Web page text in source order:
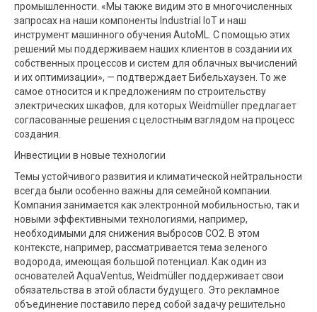
промышленности. «Мы также видим это в многочисленных
запросах на наши компоненты Industrial IoT и наш
инструмент машинного обучения AutoML. С помощью этих
решений мы поддерживаем наших клиентов в создании их
собственных процессов и систем для облачных вычислений
и их оптимизации», — подтверждает Бибельхаузен. То же
самое относится и к предложениям по строительству
электрических шкафов, для которых Weidmüller предлагает
согласованные решения с целостным взглядом на процесс
создания.
Инвестиции в новые технологии
Темы устойчивого развития и климатической нейтральности
всегда были особенно важны для семейной компании.
Компания занимается как электронной мобильностью, так и
новыми эффективными технологиями, например,
необходимыми для снижения выбросов CO2. В этом
контексте, например, рассматривается тема зеленого
водорода, имеющая большой потенциал. Как один из
основателей AquaVentus, Weidmüller поддерживает свои
обязательства в этой области будущего. Это рекламное
объединение поставило перед собой задачу решительно